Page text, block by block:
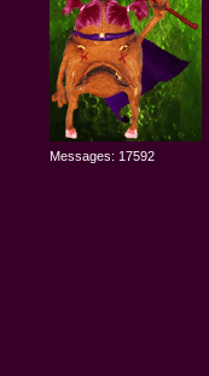
Messages: 17592